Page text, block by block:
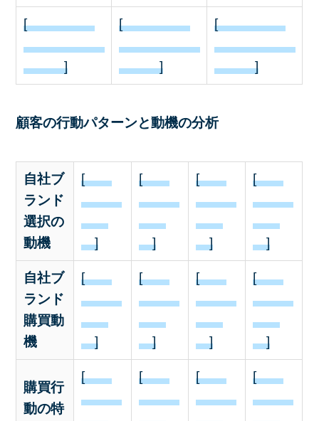
[
]
[
]
[
]
顧客の行動パターンと動機の分析
自社ブ
ランド
選択の
動機
[
]
[
]
[
]
[
]
自社ブ
ランド
購買動
機
[
]
[
]
[
]
[
]
購買行
動の特
[ [ [ [